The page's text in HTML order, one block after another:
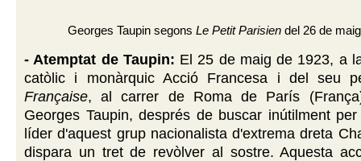
Georges Taupin segonsLe Petit Parisien del 26 de
- Atemptat de Taupin: El 25 de maig de 1923, a
catòlic i monàrquic Acció Francesa i del seu
Française, al carrer de Roma de París
Georges Taupin, després de buscar inútilment
líder d'aquest grup nacionalista d'extrema dreta
dispara un tret de revòlver al sostre. Aquesta